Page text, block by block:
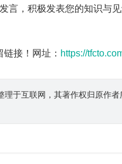
言，积极发表您的知识与
链接！网址： https://
理于互联网，其著作权归原作